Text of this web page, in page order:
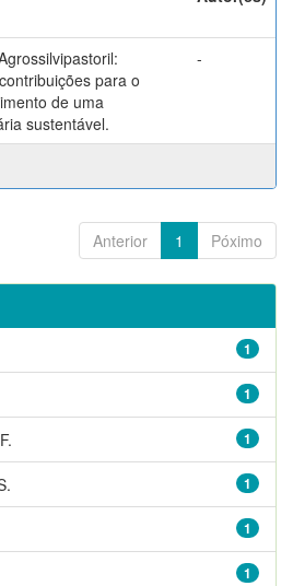
para o
de uma
sustentável.
-
Anterior 1 Póximo
1
1
1
1
1
1